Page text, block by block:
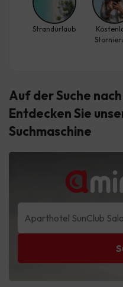
Strandurlaub
Auf der Suche
Entdecken Sie
Suchmaschine